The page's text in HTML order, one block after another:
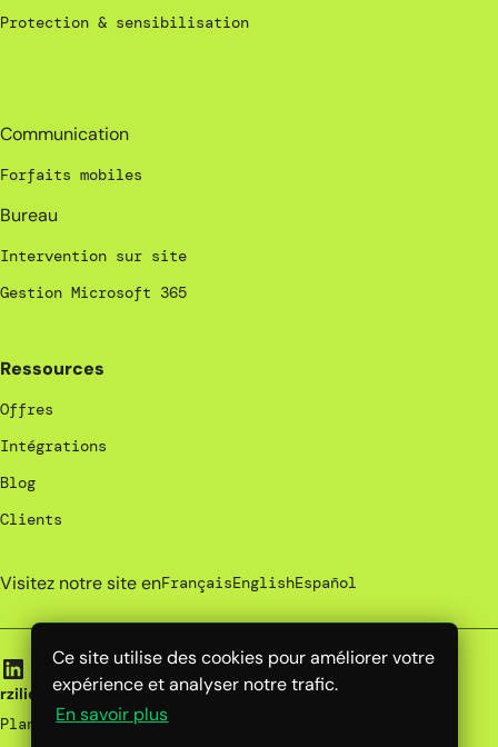
Ce site utilise des cookies pour améliorer votre
expérience et analyser notre trafic.
En savoir plus
Protection & sensibilisation
Communication
Forfaits mobiles
Bureau
Intervention sur site
Gestion Microsoft 365
Ressources
Offres
Intégrations
Blog
Clients
Visitez notre site enFrançaisEnglishEspañol
rzilient | 2026
Plan du site